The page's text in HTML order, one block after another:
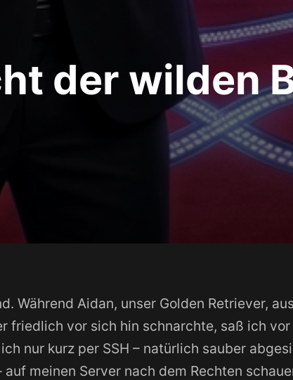
der wilden
Während Aidan, unser Golden Retriever,
friedlich vor sich hin schnarchte, saß ich
nur kurz per SSH – natürlich sauber
meinen Server nach dem Rechten